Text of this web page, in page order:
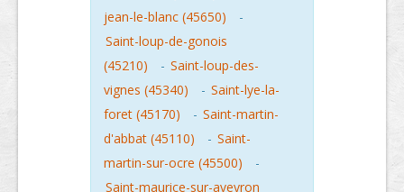
jean-le-blanc (45650)
-
Saint-loup-de-gonois
(45210)
- Saint-loup-des-
vignes (45340)
- Saint-lye-la-
foret (45170)
- Saint-martin-
d'abbat (45110)
- Saint-
martin-sur-ocre (45500)
-
Saint-maurice-sur-aveyron